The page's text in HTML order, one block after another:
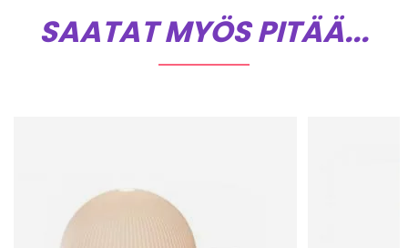
SAATAT MYÖS PITÄÄ...